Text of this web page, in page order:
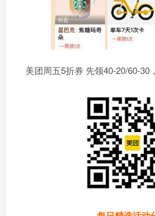
美团周五5折券 先领40-20/60-30